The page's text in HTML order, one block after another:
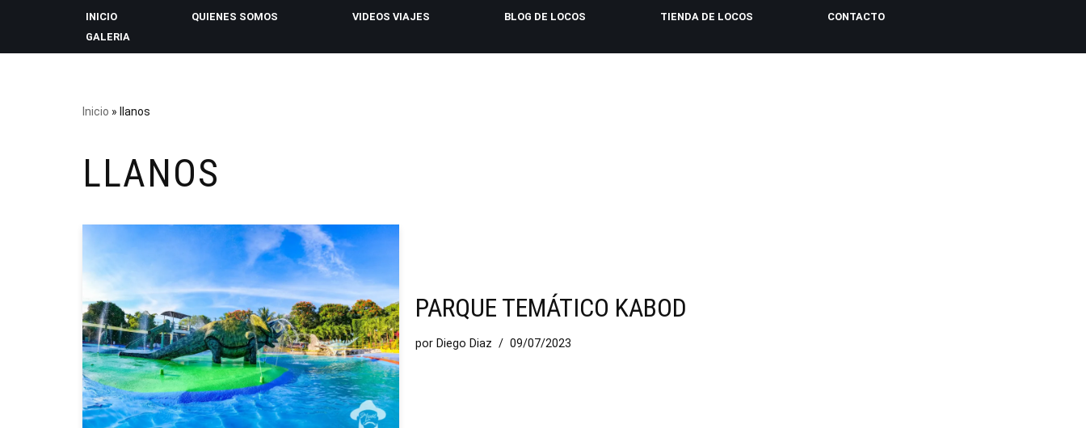
INICIO QUIENES SOMOS VIDEOS VIAJES BLOG DE LOCOS TIENDA DE LOCOS
CONTACTO
GALERIA
Inicio » llanos
LLANOS
PARQUE TEMÁTICO KABOD
por Diego Diaz 09/07/2023